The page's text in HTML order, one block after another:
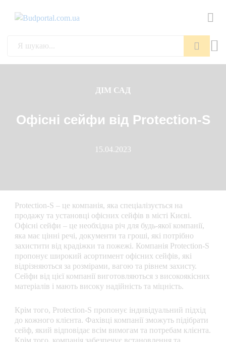
Пошук
ДІМ САД
Офісні сейфи від Protection-S
15.04.2023
Protection-S – це компанія, яка спеціалізується на
продажу та установці офісних сейфів в місті Києві.
Офісні сейфи – це необхідна річ для будь-якої компанії,
яка має цінні речі, документи та гроші, які потрібно
захистити від крадіжки та пожежі. Компанія Protection-S
пропонує широкий асортимент офісних сейфів, які
відрізняються за розмірами, вагою та рівнем захисту.
Сейфи від цієї компанії виготовляються з високоякісних
матеріалів і мають високу надійність та міцність.
Крім того, Protection-S пропонує індивідуальний підхід
до кожного клієнта. Фахівці компанії зможуть підібрати
сейф, який відповідає всім вимогам та потребам клієнта.